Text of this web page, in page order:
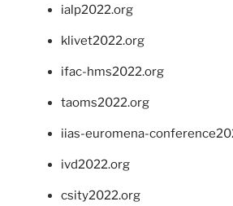
ialp2022.org
klivet2022.org
ifac-hms2022.org
taoms2022.org
iias-euromena-
ivd2022.org
csity2022.org